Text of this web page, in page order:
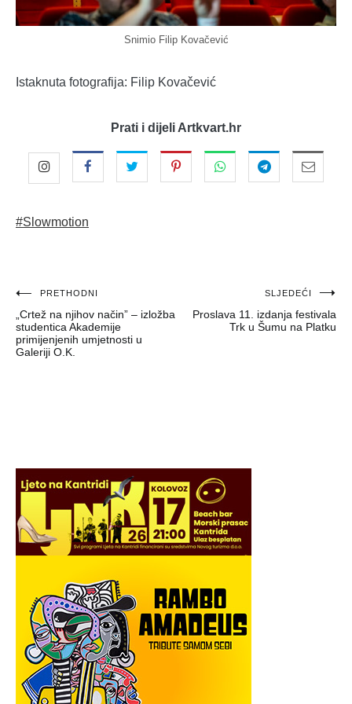
Snimio Filip Kovačević
Istaknuta fotografija: Filip Kovačević
Prati i dijeli Artkvart.hr
#Slowmotion
Navigacija
objava
PRETHODNI
„Crtež na njihov način” – izložba
studentica Akademije
primijenjenih umjetnosti u
Galeriji O.K.
SLJEDEĆI
Proslava 11. izdanja festivala
Trk u Šumu na Platku